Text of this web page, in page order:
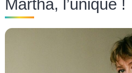
Martha, l’unique !